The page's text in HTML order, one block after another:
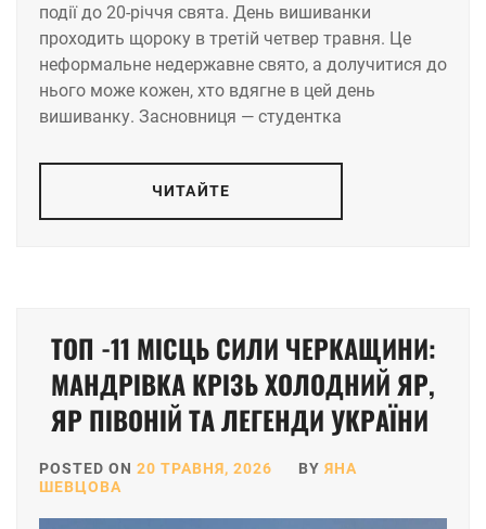
події до 20-річчя свята. День вишиванки
проходить щороку в третій четвер травня. Це
неформальне недержавне свято, а долучитися до
нього може кожен, хто вдягне в цей день
вишиванку. Засновниця — студентка
ЧИТАЙТЕ
ТОП -11 МІСЦЬ СИЛИ ЧЕРКАЩИНИ:
МАНДРІВКА КРІЗЬ ХОЛОДНИЙ ЯР,
ЯР ПІВОНІЙ ТА ЛЕГЕНДИ УКРАЇНИ
POSTED ON 20 ТРАВНЯ, 2026 BY ЯНА
ШЕВЦОВА